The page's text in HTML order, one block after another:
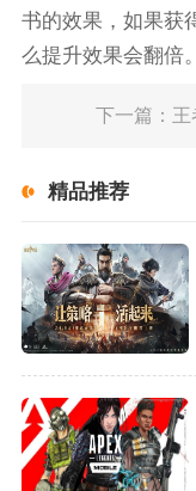
书的效果，如果获
么提升效果会翻倍。
下一篇：王
精品推荐